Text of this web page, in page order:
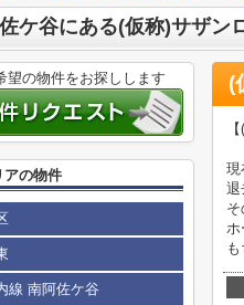
ケ谷にある(仮称)サザン
(
現
退
ホ
望の物件をお探しします
アの物件
線 南阿佐ケ谷